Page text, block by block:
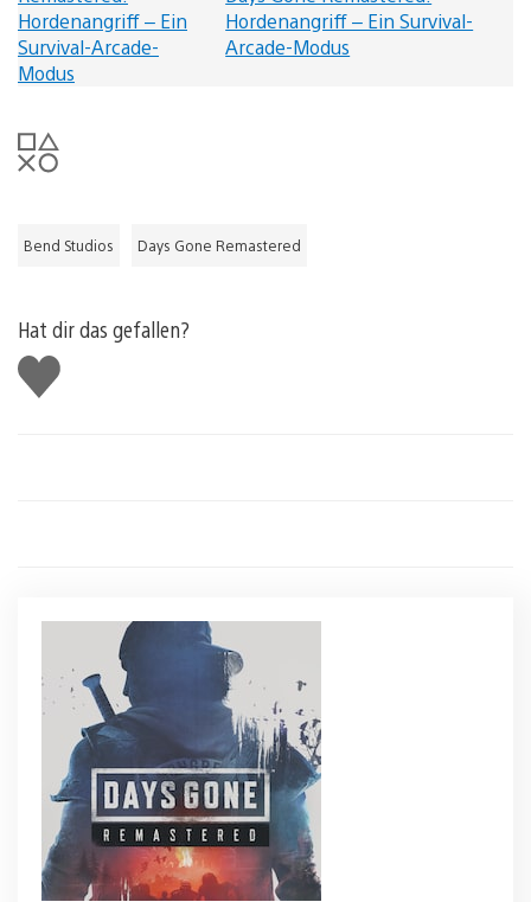
Hordenangriff – Ein Survival-
Arcade-Modus
Bend Studios Days Gone Remastered
Hat dir das gefallen?
Gefällt
mir